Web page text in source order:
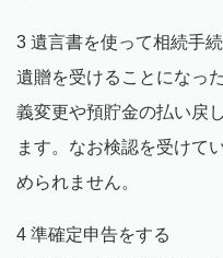
3 遺言書を使って相続手
遺贈を受けることになっ
義変更や預貯金の払い戻
ます。なお検認を受けて
められません。
4 準確定申告をする